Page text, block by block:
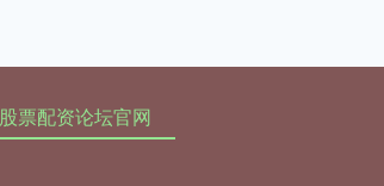
股票配资论坛官网